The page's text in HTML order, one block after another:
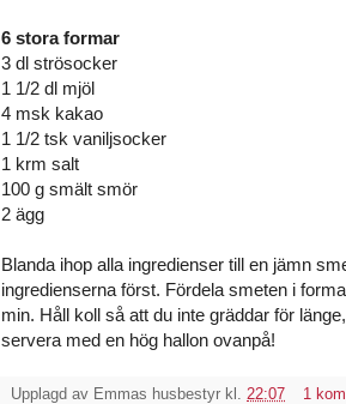
6 stora formar
3 dl strösocker
1 1/2 dl mjöl
4 msk kakao
1 1/2 tsk vaniljsocker
1 krm salt
100 g smält smör
2 ägg
Blanda ihop alla ingredienser till en jämn
ingredienserna först. Fördela smeten i
min. Håll koll så att du inte gräddar för
servera med en hög hallon ovanpå!
Upplagd av Emmas husbestyr kl. 22:07 1